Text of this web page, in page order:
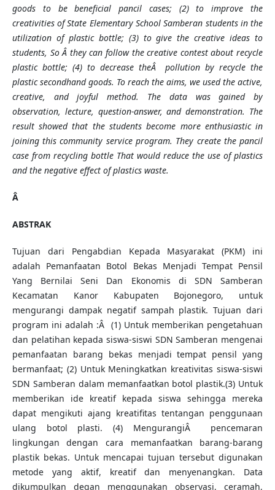
goods to be beneficial pancil cases; (2) to improve the
creativities of State Elementary School Samberan students in the
utilization of plastic bottle; (3) to give the creative ideas to
students, So Â they can follow the creative contest about recycle
plastic bottle; (4) to decrease theÂ pollution by recycle the
plastic secondhand goods. To reach the aims, we used theactive,
creative, and joyful method. The data was gained by
observation, lecture, question-answer, and demonstration. The
result showed that the students become more enthusiastic in
joining this community service program. They create the pancil
case from recycling bottle That would reduce the use of plastics
and the negative effect of plastics waste.
Â
ABSTRAK
Tujuan dari Pengabdian Kepada Masyarakat (PKM) ini
adalah Pemanfaatan Botol Bekas Menjadi Tempat Pensil
Yang Bernilai Seni Dan Ekonomis di SDN Samberan
Kecamatan Kanor Kabupaten Bojonegoro, untuk
mengurangi dampak negatif sampah plastik. Tujuan dari
program ini adalah :Â (1) Untuk memberikan pengetahuan
dan pelatihan kepada siswa-siswi SDN Samberan mengenai
pemanfaatan barang bekas menjadi tempat pensil yang
bermanfaat; (2) Untuk Meningkatkan kreativitas siswa-siswi
SDN Samberan dalam memanfaatkan botol plastik.(3) Untuk
memberikan ide kreatif kepada siswa sehingga mereka
dapat mengikuti ajang kreatifitas tentangan penggunaan
ulang botol plasti. (4) MengurangiÂ pencemaran
lingkungan dengan cara memanfaatkan barang-barang
plastik bekas. Untuk mencapai tujuan tersebut digunakan
metode yang aktif, kreatif dan menyenangkan. Data
dikumpulkan degan menggunakan observasi, ceramah,